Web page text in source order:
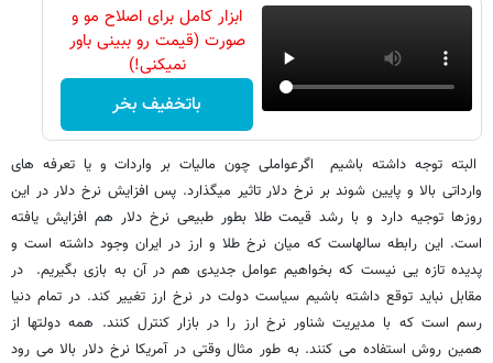
ابزار کامل برای اصلاح مو و
صورت (قیمت رو ببینی باور
نمیکنی!)
باتخفیف بخر
البته توجه داشته باشیم اگرعواملی چون مالیات بر واردات و یا تعرفه های
وارداتی بالا و پایین شوند بر نرخ دلار تاثیر میگذارد. پس افزایش نرخ دلار در این
روزها توجیه دارد و با رشد قیمت طلا بطور طبیعی نرخ دلار هم افزایش یافته
است. این رابطه سالهاست که میان نرخ طلا و ارز در ایران وجود داشته است و
پدیده تازه یی نیست که بخواهیم عوامل جدیدی هم در آن به بازی بگیریم. در
مقابل نباید توقع داشته باشیم سیاست دولت در نرخ ارز تغییر کند. در تمام دنیا
رسم است که با مدیریت شناور نرخ ارز را در بازار کنترل کنند. همه دولتها از
همین روش استفاده می کنند. به طور مثال وقتی در آمریکا نرخ دلار بالا می رود